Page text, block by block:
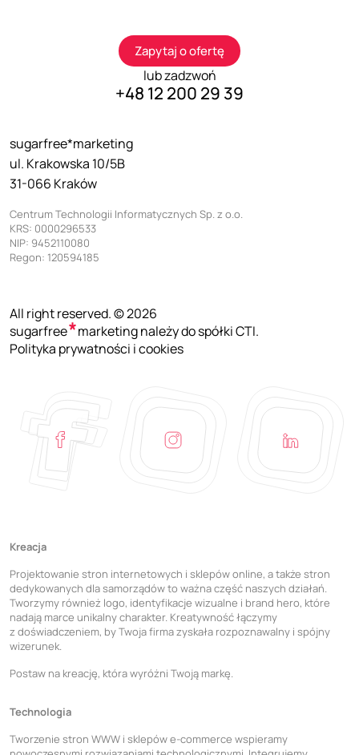
Zapytaj o ofertę
lub zadzwoń
+48 12 200 29 39
sugarfree*marketing
ul. Krakowska 10/5B
31-066 Kraków
Centrum Technologii Informatycznych Sp. z o.o.
KRS: 0000296533
NIP: 9452110080
Regon: 120594185
All right reserved. © 2026
sugarfree
marketing należy do spółki CTI.
Polityka prywatności i cookies
Kreacja
Projektowanie stron internetowych i sklepów online, a także stron
dedykowanych dla samorządów to ważna część naszych działań.
Tworzymy również logo, identyfikacje wizualne i brand hero, które
nadają marce unikalny charakter. Kreatywność łączymy
z doświadczeniem, by Twoja firma zyskała rozpoznawalny i spójny
wizerunek.
Postaw na kreację, która wyróżni Twoją markę.
Technologia
Tworzenie stron WWW i sklepów e-commerce wspieramy